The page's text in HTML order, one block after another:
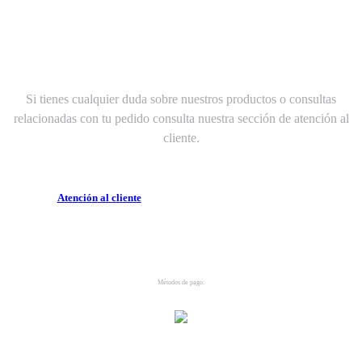
Si tienes cualquier duda sobre nuestros productos o consultas
relacionadas con tu pedido consulta nuestra sección de atención al
cliente.
Atención al cliente
Métodos de pago: